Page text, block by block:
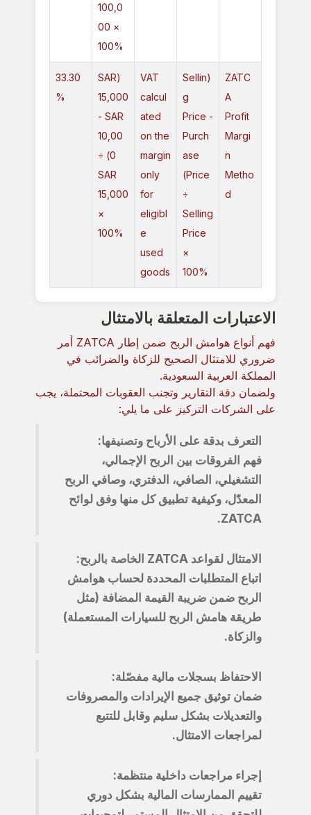
100,0
00 ×
100%
ZATC
A
Profit
Margi
n
Metho
d
(Sellin
g
Price -
Purch
ase
Price)
÷
Selling
Price
×
100%
VAT
calcul
ated
on the
margin
only
for
eligibl
e
used
goods
(SAR
15,000
- SAR
10,00
0) ÷
SAR
15,000
×
100%
33.30
%
الاعتبارات المتعلقة بالامتثال
فهم أنواع هوامش الربح ضمن إطار ZATCA أمر
ضروري للامتثال الصحيح للزكاة والضرائب في
المملكة العربية السعودية.
ولضمان دقة التقارير وتجنب العقوبات المحتملة، يجب
على الشركات التركيز على ما يلي:
التعرف بدقة على الأرباح وتصنيفها:
فهم الفروقات بين الربح الإجمالي،
التشغيلي، الصافي، الدفتري، وصافي الربح
المعدّل، وكيفية تطبيق كل منها وفق لوائح
ZATCA.
الامتثال لقواعد ZATCA الخاصة بالربح:
اتباع المتطلبات المحددة لحساب هوامش
الربح ضمن ضريبة القيمة المضافة (مثل
طريقة هامش الربح للسيارات المستعملة)
والزكاة.
الاحتفاظ بسجلات مالية مفصّلة:
ضمان توثيق جميع الإيرادات والمصروفات
والتعديلات بشكل سليم وقابل للتتبع
لمراجعات الامتثال.
إجراء مراجعات داخلية منتظمة:
تقييم الممارسات المالية بشكل دوري